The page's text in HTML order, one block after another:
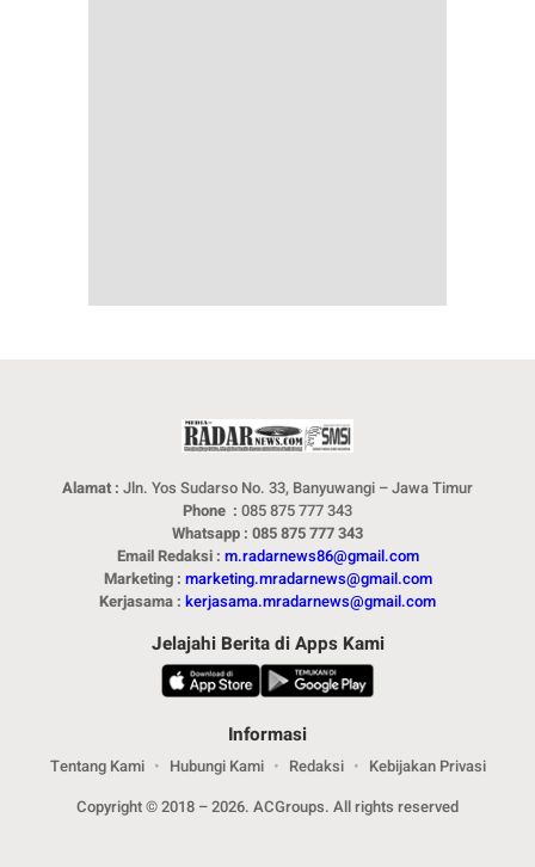
Alamat : Jln. Yos Sudarso No. 33, Banyuwangi – Jawa Timur
Phone : 085 875 777 343
Whatsapp : 085 875 777 343
Email Redaksi : m.radarnews86@gmail.com
Marketing : marketing.mradarnews@gmail.com
Kerjasama : kerjasama.mradarnews@gmail.com
Jelajahi Berita di Apps Kami
Informasi
Tentang Kami Hubungi Kami Redaksi
Kebijakan Privasi
Copyright © 2018 – 2026. ACGroups. All rights reserved